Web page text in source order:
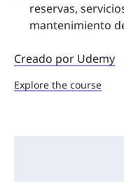
reservas,
mantenimiento
Creado por Udemy
Explore the course